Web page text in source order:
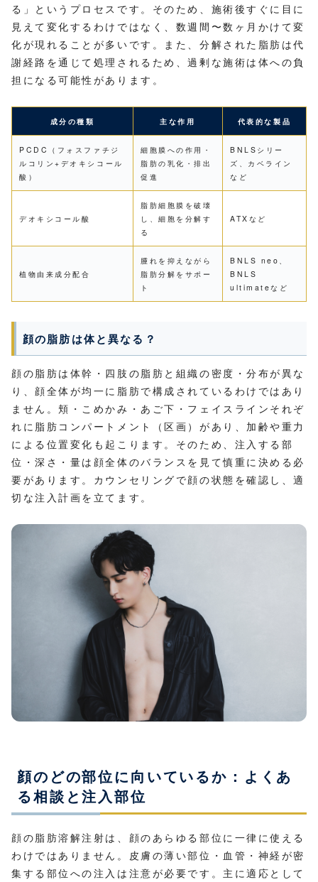
る」というプロセスです。そのため、施術後すぐに目に
見えて変化するわけではなく、数週間〜数ヶ月かけて変
化が現れることが多いです。また、分解された脂肪は代
謝経路を通じて処理されるため、過剰な施術は体への負
担になる可能性があります。
成分の種類 主な作用 代表的な製品
PCDC（フォスファチジ
ルコリン+デオキシコール
酸）
細胞膜への作用・
脂肪の乳化・排出
促進
BNLSシリー
ズ、カベライン
など
デオキシコール酸
脂肪細胞膜を破壊
し、細胞を分解す
る
ATXなど
植物由来成分配合
腫れを抑えながら
脂肪分解をサポー
ト
BNLS neo、
BNLS
ultimateなど
顔の脂肪は体と異なる？
顔の脂肪は体幹・四肢の脂肪と組織の密度・分布が異な
り、顔全体が均一に脂肪で構成されているわけではあり
ません。頬・こめかみ・あご下・フェイスラインそれぞ
れに脂肪コンパートメント（区画）があり、加齢や重力
による位置変化も起こります。そのため、注入する部
位・深さ・量は顔全体のバランスを見て慎重に決める必
要があります。カウンセリングで顔の状態を確認し、適
切な注入計画を立てます。
顔のどの部位に向いているか：よくあ
る相談と注入部位
顔の脂肪溶解注射は、顔のあらゆる部位に一律に使える
わけではありません。皮膚の薄い部位・血管・神経が密
集する部位への注入は注意が必要です。主に適応として